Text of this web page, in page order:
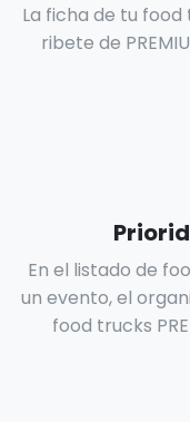
La ficha de tu
ribete de
En el listado de
un evento, el
food trucks